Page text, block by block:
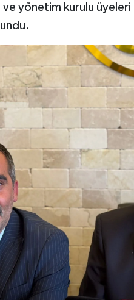
ve yönetim kurulu üyeleri